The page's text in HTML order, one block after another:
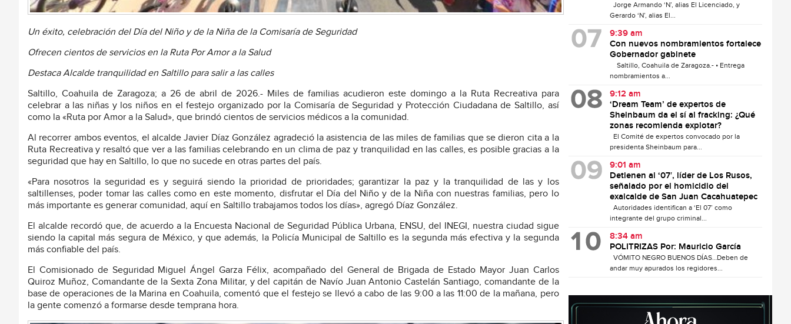
Un éxito, celebración del Día del Niño y de la Niña de la Comisaría de Seguridad
Ofrecen cientos de servicios en la Ruta Por Amor a la Salud
Destaca Alcalde tranquilidad en Saltillo para salir a las calles
Saltillo, Coahuila de Zaragoza; a 26 de abril de 2026.- Miles de familias acudieron este domingo a la Ruta Recreativa para
celebrar a las niñas y los niños en el festejo organizado por la Comisaría de Seguridad y Protección Ciudadana de Saltillo, así
como la «Ruta por Amor a la Salud», que brindó cientos de servicios médicos a la comunidad.
Al recorrer ambos eventos, el alcalde Javier Díaz González agradeció la asistencia de las miles de familias que se dieron cita a la
Ruta Recreativa y resaltó que ver a las familias celebrando en un clima de paz y tranquilidad en las calles, es posible gracias a la
seguridad que hay en Saltillo, lo que no sucede en otras partes del país.
«Para nosotros la seguridad es y seguirá siendo la prioridad de prioridades; garantizar la paz y la tranquilidad de las y los
saltillenses, poder tomar las calles como en este momento, disfrutar el Día del Niño y de la Niña con nuestras familias, pero lo
más importante es generar comunidad, aquí en Saltillo trabajamos todos los días», agregó Díaz González.
El alcalde recordó que, de acuerdo a la Encuesta Nacional de Seguridad Pública Urbana, ENSU, del INEGI, nuestra ciudad sigue
siendo la capital más segura de México, y que además, la Policía Municipal de Saltillo es la segunda más efectiva y la segunda
más confiable del país.
El Comisionado de Seguridad Miguel Ángel Garza Félix, acompañado del General de Brigada de Estado Mayor Juan Carlos
Quiroz Muñoz, Comandante de la Sexta Zona Militar, y del capitán de Navío Juan Antonio Castelán Santiago, comandante de la
base de operaciones de la Marina en Coahuila, comentó que el festejo se llevó a cabo de las 9:00 a las 11:00 de la mañana, pero
la gente comenzó a formarse desde temprana hora.
Jorge Armando ‘N’, alias El Licenciado, y
Gerardo ‘N’, alias El...
9:39 am
Con nuevos nombramientos fortalece
Gobernador gabinete
Saltillo, Coahuila de Zaragoza.- • Entrega
nombramientos a...
9:12 am
‘Dream Team’ de expertos de
Sheinbaum da el sí al fracking: ¿Qué
zonas recomienda explotar?
El Comité de expertos convocado por la
presidenta Sheinbaum para...
9:01 am
Detienen al ‘07′, líder de Los Rusos,
señalado por el homicidio del
exalcalde de San Juan Cacahuatepec
Autoridades identifican a ‘El 07’ como
integrante del grupo criminal...
8:34 am
POLITRIZAS Por: Mauricio García
VÓMITO NEGRO BUENOS DÍAS…Deben de
andar muy apurados los regidores...